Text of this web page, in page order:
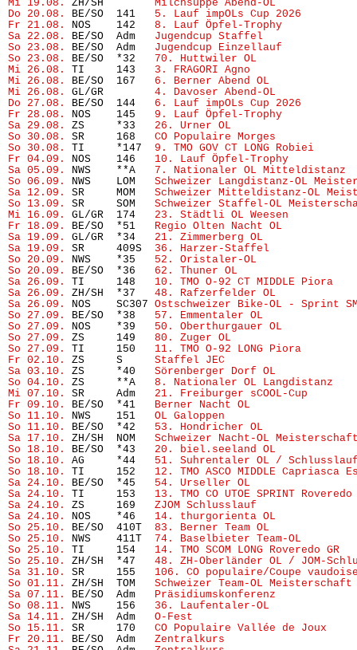
Mi 19.08.
ZH/SH Milchsuppe Abend-OL
Do 20.08.
BE/SO  141 5. Lauf impOLs Cup 2026
Fr 21.08.
NOS    142 8. Lauf Öpfel-Trophy
Sa 22.08.
BE/SO  Adm Jugendcup Staffel
So 23.08.
BE/SO  Adm Jugendcup Einzellauf
So 23.08.
BE/SO  *32 70. Huttwiler OL
Mi 26.08.
TI     143 3. FRAGORI Agno
Mi 26.08.
BE/SO  167 6. Berner Abend OL
Mi 26.08.
GL/GR 4. Davoser Abend-OL
Do 27.08.
BE/SO  144 6. Lauf impOLs Cup 2026
Fr 28.08.
NOS    145 9. Lauf Öpfel-Trophy
Sa 29.08.
ZS     *33 26. Urner OL
So 30.08.
SR     168 CO Populaire Morges
So 30.08.
TI     *147 9. TMO GOV CT LONG Robiei
Fr 04.09.
NOS    146 10. Lauf Öpfel-Trophy
Sa 05.09.
NWS    **A 7. Nationaler OL Mitteldistanz
So 06.09.
NWS    LOM Schweizer Langdistanz-OL
Sa 12.09.
SR     MOM Schweizer Mitteldistanz-OL
So 13.09.
SR     SOM Schweizer Staffel-OL
Mi 16.09.
GL/GR  174 23. Städtli OL Weesen
Fr 18.09.
BE/SO  *51 Regio Olten Nacht OL
Sa 19.09.
GL/GR  *34 21. Zimmerberg OL
Sa 19.09.
SR     409S 36. Harzer-Staffel
So 20.09.
NWS    *35 52. Oristaler-OL
So 20.09.
BE/SO  *36 62. Thuner OL
Sa 26.09.
TI     148 10. TMO O-92 CT MIDDLE Piora
Sa 26.09.
ZH/SH  *37 48. Rafzerfelder OL
Sa 26.09.
NOS    SC307 Ostschweizer Bike-OL - Sprint
So 27.09.
BE/SO  *38 57. Emmentaler OL
So 27.09.
NOS    *39 50. Oberthurgauer OL
So 27.09.
ZS     149 80. Zuger OL
So 27.09.
TI     150 11. TMO O-92 LONG Piora
Fr 02.10.
ZS     S Staffel JEC
Sa 03.10.
ZS     *40 Sörenberger Dorf OL
So 04.10.
ZS     **A 8. Nationaler OL Langdistanz
Mi 07.10.
SR     Adm 21. Freiburger sCOOL-Cup
Fr 09.10.
BE/SO  *41 Berner Nacht OL
So 11.10.
NWS    151 OL Galoppen
So 11.10.
BE/SO  *42 53. Hondricher OL
Sa 17.10.
ZH/SH  NOM Schweizer Nacht-OL
So 18.10.
BE/SO  *43 20. biel.seeland OL
So 18.10.
AG     *44 51. Suhrentaler OL / Schlusslauf
So 18.10.
TI     152 12. TMO ASCO MIDDLE Capriasca
Sa 24.10.
BE/SO  *45 54. Urseller OL
Sa 24.10.
TI     153 13. TMO CO UTOE SPRINT Roveredo
Sa 24.10.
ZS     169 ZJOM Schlusslauf
Sa 24.10.
NOS    *46 14. thurgorienta OL
So 25.10.
BE/SO  410T 83. Berner Team OL
So 25.10.
NWS    411T 74. Baselbieter Team-OL
So 25.10.
TI     154 14. TMO SCOM LONG Roveredo GR
So 25.10.
ZH/SH  *47 48. ZH-Oberländer OL / JOM-
Sa 31.10.
SR     155 106. CO populaire/Coupe
So 01.11.
ZH/SH  TOM Schweizer Team-OL Meisterschaft
Sa 07.11.
BE/SO  Adm Präsidiumskonferenz
So 08.11.
NWS    156 36. Laufentaler-OL
Sa 14.11.
ZH/SH  Adm O-Fest
So 15.11.
SR     170 CO Populaire Vallée de Joux
Fr 20.11.
BE/SO  Adm Zentralkurs